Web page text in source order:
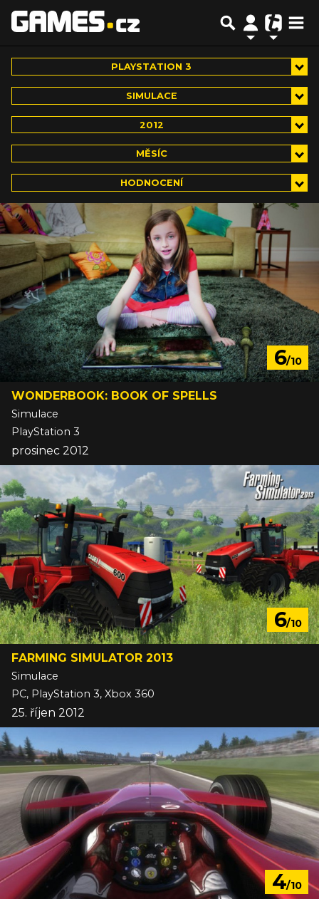
PLAYSTATION 3
SIMULACE
2012
MĚSÍC
HODNOCENÍ
6/10
WONDERBOOK: BOOK OF SPELLS
Simulace
PlayStation 3
prosinec 2012
6/10
FARMING SIMULATOR 2013
Simulace
PC, PlayStation 3, Xbox 360
25. říjen 2012
4/10